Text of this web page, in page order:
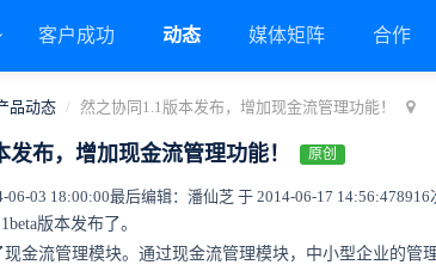
客户成功 动态 媒体矩阵 合作
品动态 然之协同1.1版本发布，增加现金流管理功能！
发布，增加现金流管理功能！ 原创
06-03 18:00:00最后编辑：潘仙芝 于 2014-06-17 14:56:478916
版本发布了。
金流管理模块。通过现金流管理模块，中小型企业的